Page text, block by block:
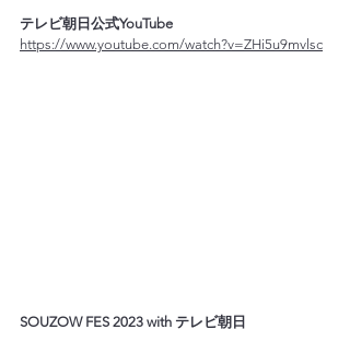
テレビ朝日公式YouTube
https://www.youtube.com/watch?v=ZHi5u9mvlsc
SOUZOW FES 2023 with テレビ朝日